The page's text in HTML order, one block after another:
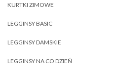
KURTKI ZIMOWE
LEGGINSY BASIC
LEGGINSY DAMSKIE
LEGGINSY NA CO DZIEŃ